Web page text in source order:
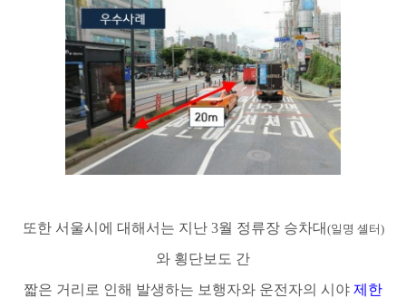
또한 서울시에 대해서는 지난 3월 정류장 승차대 (일명 셸 터)
와 횡단보도 간
짧은 거리로 인해 발생하는 보행자와 운전자의 시야 제한